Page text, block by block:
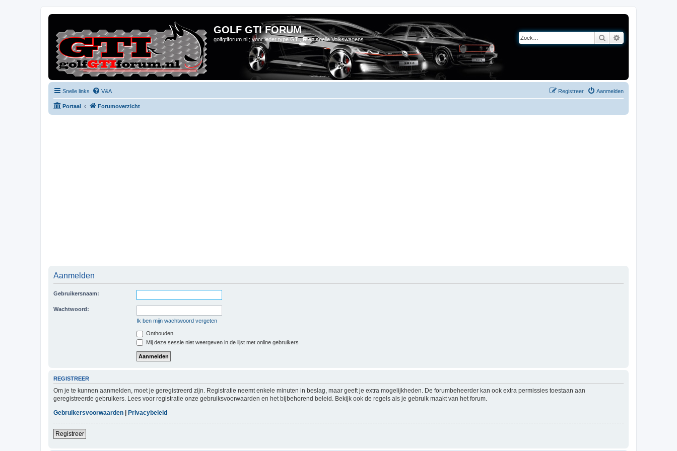
GOLF GTI FORUM
golfgtiforum.nl ; voor ieder type GTI, R en snelle Volkswagens Zoek
Snelle links V&A Aanmelden
Registreer
Portaal Forumoverzicht
Aanmelden
Gebruikersnaam:
Wachtwoord:
Ik ben mijn wachtwoord vergeten
Onthouden
Mij deze sessie niet weergeven in de lijst met online gebruikers
REGISTREER
Om je te kunnen aanmelden, moet je geregistreerd zijn. Registratie neemt enkele minuten in beslag, maar geeft je extra mogelijkheden. De forumbeheerder kan ook extra permissies toestaan aan
geregistreerde gebruikers. Lees voor registratie onze gebruiksvoorwaarden en het bijbehorend beleid. Bekijk ook de regels als je gebruik maakt van het forum.
Gebruikersvoorwaarden | Privacybeleid
Registreer